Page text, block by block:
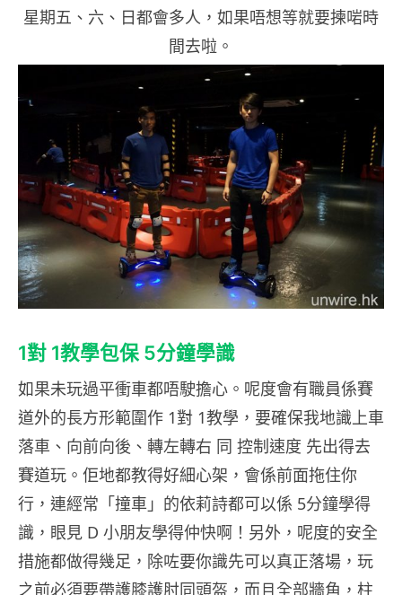
星期五、六、日都會多人，如果唔想等就要揀啱時
間去啦。
1對 1教學包保 5分鐘學識
如果未玩過平衝車都唔駛擔心。呢度會有職員係賽
道外的長方形範圍作 1對 1教學，要確保我地識上車
落車、向前向後、轉左轉右 同 控制速度 先出得去
賽道玩。佢地都教得好細心架，會係前面拖住你
行，連經常「撞車」的依莉詩都可以係 5分鐘學得
識，眼見 D 小朋友學得仲快啊！另外，呢度的安全
措施都做得幾足，除咗要你識先可以真正落場，玩
之前必須要帶護膝護肘同頭盔，而且全部牆角，柱